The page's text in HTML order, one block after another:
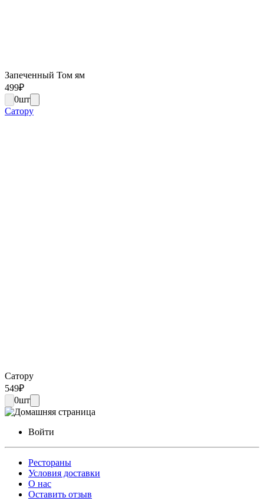
Запеченный Том ям
499₽
0шт
Сатору
Сатору
549₽
0шт
Войти
Рестораны
Условия доставки
О нас
Оставить отзыв